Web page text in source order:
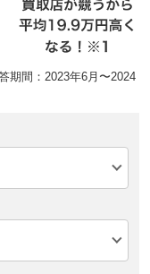
期間：2023年6月〜2024